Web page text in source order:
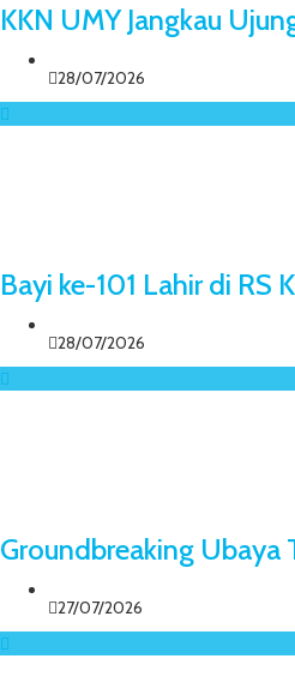
KKN UMY Jangkau
28/07/2026
Bayi ke-101 Lahir di RS
28/07/2026
Groundbreaking Ubaya
27/07/2026